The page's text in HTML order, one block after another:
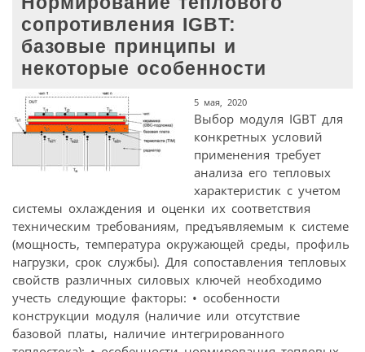
сопротивления IGBT:
базовые принципы и
некоторые особенности
5 мая, 2020
Выбор модуля IGBT для
конкретных условий
применения требует
анализа его тепловых
характеристик с учетом
системы охлаждения и оценки их соответствия
техническим требованиям, предъявляемым к системе
(мощность, температура окружающей среды, профиль
нагрузки, срок службы). Для сопоставления тепловых
свойств различных силовых ключей необходимо
учесть следующие факторы: • особенности
конструкции модуля (наличие или отсутствие
базовой платы, наличие интегрированного